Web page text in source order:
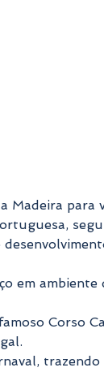
Madeira para
em ambiente
Corso
trazendo